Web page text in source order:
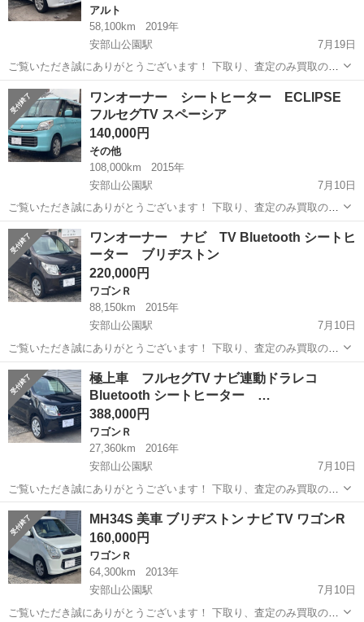
アルト
58,100km
2019年
安部山公園駅
7月19日
ご覧いただき誠にありがとうございます！ 下取り、査定のみ買取のみ
も大歓迎です♩ クレジット決済も対応しております！ 掲載は随時更新
しております！ 是非他の車両もご覧ください♩ ※エアコン効き悪いで
す ✔︎✔︎ワンオーナ...
福岡 北九州市 安部山公園駅 アルト
ワンオーナー シートヒーター ECLIPSE
フルセグTV スペーシア
140,000円
その他
108,000km
2015年
安部山公園駅
7月10日
ご覧いただき誠にありがとうございます！ 下取り、査定のみ買取のみ
も大歓迎です♩ クレジット決済も対応しております！ 掲載は随時更新
しております！ 是非他の車両もご覧ください♩ ✔︎✔︎ワンオーナー ✔︎美
車 ✔︎自動車税...
福岡 北九州市 安部山公園駅 その他
ワンオーナー ナビ TV Bluetooth シートヒ
ーター ブリヂストン
220,000円
ワゴンＲ
88,150km
2015年
安部山公園駅
7月10日
ご覧いただき誠にありがとうございます！ 下取り、査定のみ買取のみ
も大歓迎です♩ クレジット決済も対応しております！ 掲載は随時更新
しております！ 是非他の車両もご覧ください♩ ✔︎✔︎ワンオーナー ✔︎美
車 ✔︎自動車税...
福岡 北九州市 安部山公園駅 ワゴンＲ 車両
極上車 フルセグTV ナビ連動ドラレコ
Bluetooth シートヒーター …
388,000円
ワゴンＲ
27,360km
2016年
安部山公園駅
7月10日
ご覧いただき誠にありがとうございます！ 下取り、査定のみ買取のみ
も大歓迎です♩ クレジット決済も対応しております！ 掲載は随時更新
しております！ 是非他の車両もご覧ください♩ ✔︎✔︎極上車 ✔︎自動車
税、リサイクル料金...
福岡 北九州市 安部山公園駅 ワゴンＲ
MH34S 美車 ブリヂストン ナビ TV ワゴンR
160,000円
ワゴンＲ
64,300km
2013年
安部山公園駅
7月10日
ご覧いただき誠にありがとうございます！ 下取り、査定のみ買取のみ